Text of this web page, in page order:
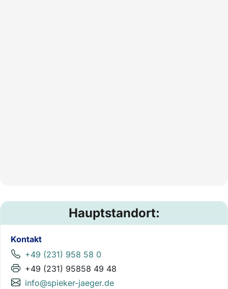
Hauptstandort:
Kontakt
+49 (231) 958 58 0
+49 (231) 95858 49 48
info@spieker-jaeger.de